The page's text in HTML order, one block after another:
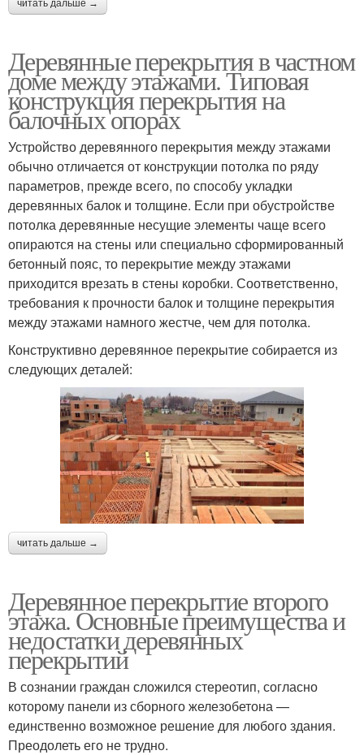
читать дальше →
Деревянные перекрытия в частном
доме между этажами. Типовая
конструкция перекрытия на
балочных опорах
Устройство деревянного перекрытия между этажами
обычно отличается от конструкции потолка по ряду
параметров, прежде всего, по способу укладки
деревянных балок и толщине. Если при обустройстве
потолка деревянные несущие элементы чаще всего
опираются на стены или специально сформированный
бетонный пояс, то перекрытие между этажами
приходится врезать в стены коробки. Соответственно,
требования к прочности балок и толщине перекрытия
между этажами намного жестче, чем для потолка.
Конструктивно деревянное перекрытие собирается из
следующих деталей:
читать дальше →
Деревянное перекрытие второго
этажа. Основные преимущества и
недостатки деревянных
перекрытий
В сознании граждан сложился стереотип, согласно
которому панели из сборного железобетона —
единственно возможное решение для любого здания.
Преодолеть его не трудно.